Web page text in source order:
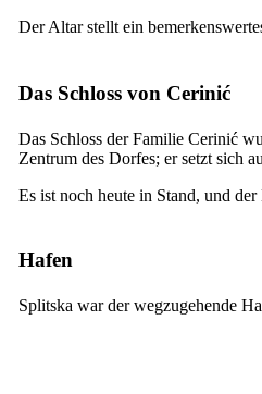
Der Altar stellt ein
Das Schloss von Cerinić
Das Schloss der Familie Cerinić
Zentrum des Dorfes; er setzt sich
Es ist noch heute in Stand, und
Hafen
Splitska war der wegzugehende